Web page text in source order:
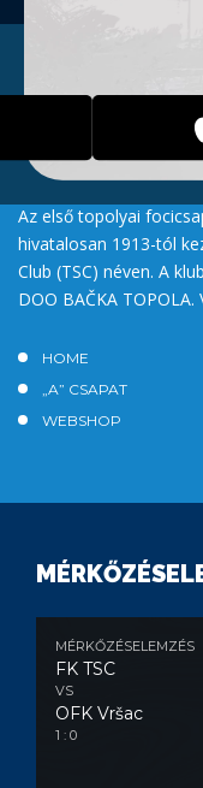
Az első topolyai
hivatalosan 1913-tól
Club (TSC) néven. A
DOO BAČKA
HOME
„A” CSAPAT
WEBSHOP
MÉRKŐZÉSELEMZÉS
FK TSC
VS
OFK Vršac
1 : 0